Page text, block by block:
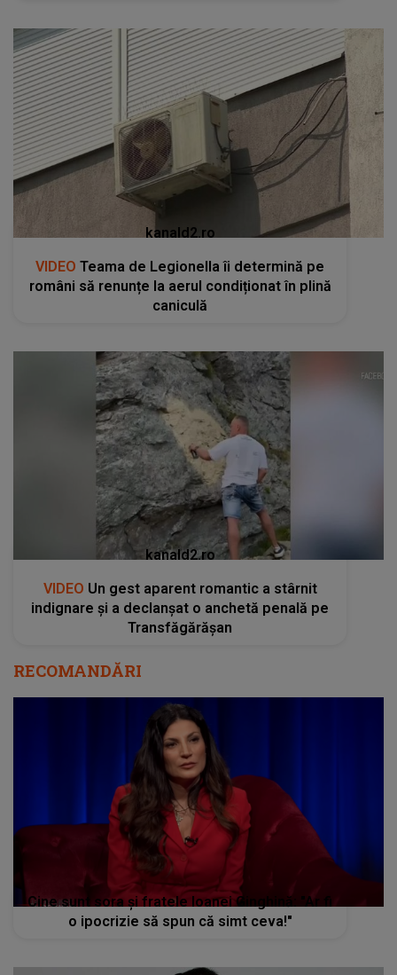
kanald2.ro
VIDEO Teama de Legionella îi determină pe
români să renunțe la aerul condiționat în plină
caniculă
kanald2.ro
VIDEO Un gest aparent romantic a stârnit
indignare și a declanșat o anchetă penală pe
Transfăgărășan
RECOMANDĂRI
Cine sunt sora și fratele Ioanei Ginghină: "Ar fi
o ipocrizie să spun că simt ceva!"